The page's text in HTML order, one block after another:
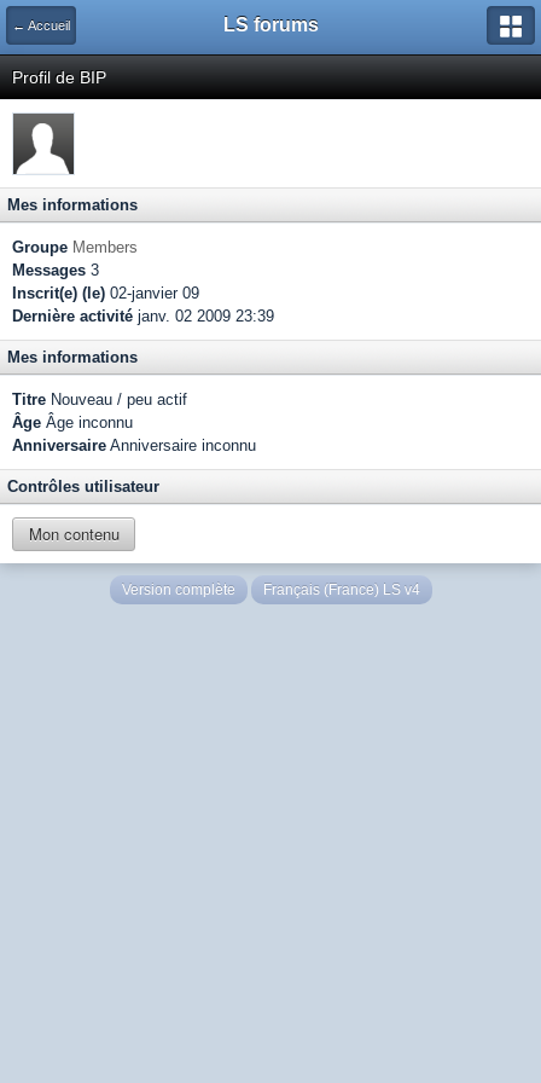
← Accueil LS forums
Profil de BIP
Mes informations
Groupe Members
Messages 3
Inscrit(e) (le) 02-janvier 09
Dernière activité janv. 02 2009 23:39
Mes informations
Titre Nouveau / peu actif
Âge Âge inconnu
Anniversaire Anniversaire inconnu
Contrôles utilisateur
Mon contenu
Version complète Français (France) LS v4